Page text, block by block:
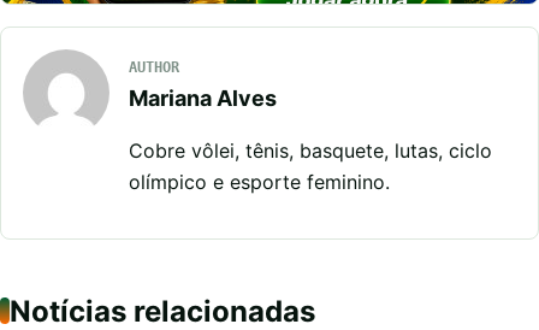
AUTHOR
Mariana Alves
Cobre vôlei, tênis, basquete, lutas, ciclo
olímpico e esporte feminino.
Notícias relacionadas